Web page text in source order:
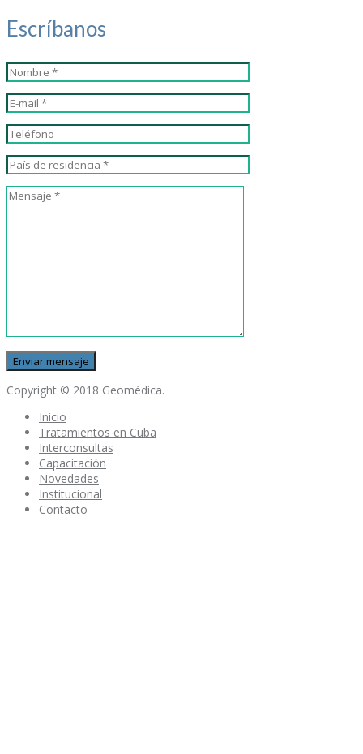
Escríbanos
Copyright © 2018 Geomédica.
Inicio
Tratamientos en Cuba
Interconsultas
Capacitación
Novedades
Institucional
Contacto